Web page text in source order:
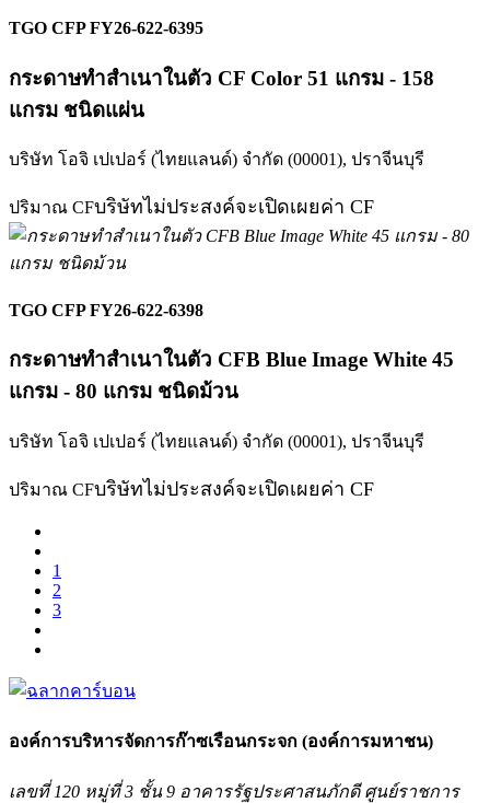
TGO CFP FY26-622-6395
กระดาษทำสำเนาในตัว CF Color 51 แกรม - 158
แกรม ชนิดแผ่น
บริษัท โอจิ เปเปอร์ (ไทยแลนด์) จำกัด (00001), ปราจีนบุรี
ปริมาณ CFบริษัทไม่ประสงค์จะเปิดเผยค่า CF
TGO CFP FY26-622-6398
กระดาษทำสำเนาในตัว CFB Blue Image White 45
แกรม - 80 แกรม ชนิดม้วน
บริษัท โอจิ เปเปอร์ (ไทยแลนด์) จำกัด (00001), ปราจีนบุรี
ปริมาณ CFบริษัทไม่ประสงค์จะเปิดเผยค่า CF
1
2
3
องค์การบริหารจัดการก๊าซเรือนกระจก (องค์การมหาชน)
เลขที่ 120 หมู่ที่ 3 ชั้น 9 อาคารรัฐประศาสนภักดี ศูนย์ราชการ